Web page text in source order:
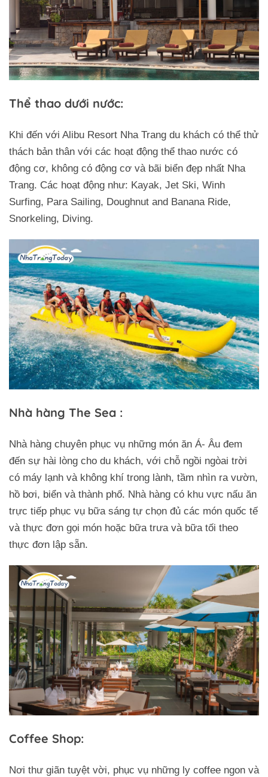
Thể thao dưới nước:
Khi đến với Alibu Resort Nha Trang du khách có thể thử
thách bản thân với các hoạt động thể thao nước có
động cơ, không có động cơ và bãi biển đẹp nhất Nha
Trang. Các hoạt động như: Kayak, Jet Ski, Winh
Surfing, Para Sailing, Doughnut and Banana Ride,
Snorkeling, Diving.
Nhà hàng The Sea :
Nhà hàng chuyên phục vụ những món ăn Á- Âu đem
đến sự hài lòng cho du khách, với chỗ ngồi ngòai trời
có máy lạnh và không khí trong lành, tầm nhìn ra vườn,
hồ bơi, biển và thành phố. Nhà hàng có khu vực nấu ăn
trực tiếp phục vụ bữa sáng tự chọn đủ các món quốc tế
và thực đơn gọi món hoặc bữa trưa và bữa tối theo
thực đơn lập sẵn.
Coffee Shop:
Nơi thư giãn tuyệt vời, phục vụ những ly coffee ngon và